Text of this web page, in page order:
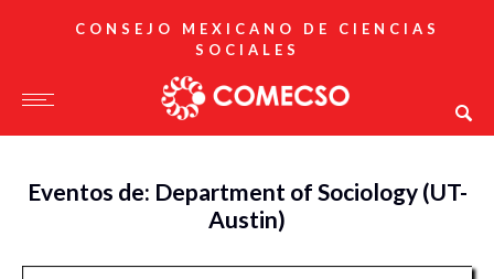
CONSEJO MEXICANO DE CIENCIAS
SOCIALES
Eventos de: Department of Sociology (UT-
Austin)